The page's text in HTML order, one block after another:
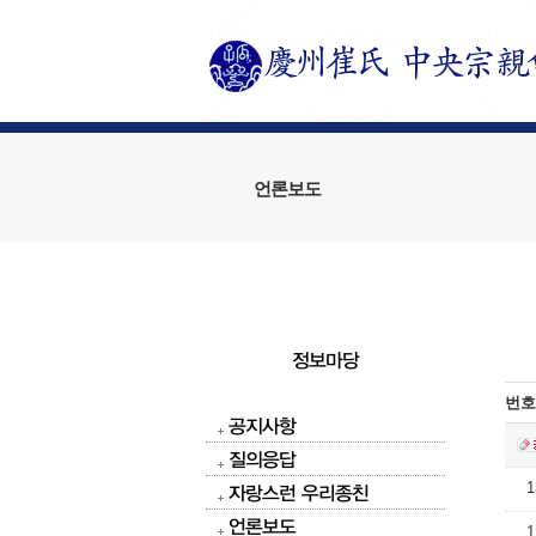
언론보도
정보마당
공지사항
질의응답
자랑스런 우리종친
언론보도
번호